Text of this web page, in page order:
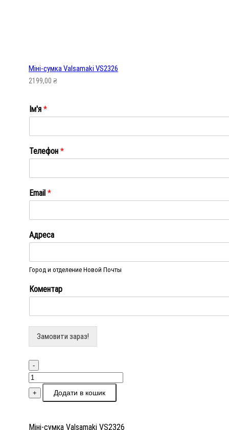
Мiні-сумка Valsamaki VS2326
2199,00 ₴
Ім'я *
Телефон *
Email *
Адреса
Город и отделение Новой Почты
Коментар
Замовити зараз!
-
Мiні-
сумка
Valsamaki
кількість
+ Додати в кошик
Мiні-сумка Valsamaki VS2326